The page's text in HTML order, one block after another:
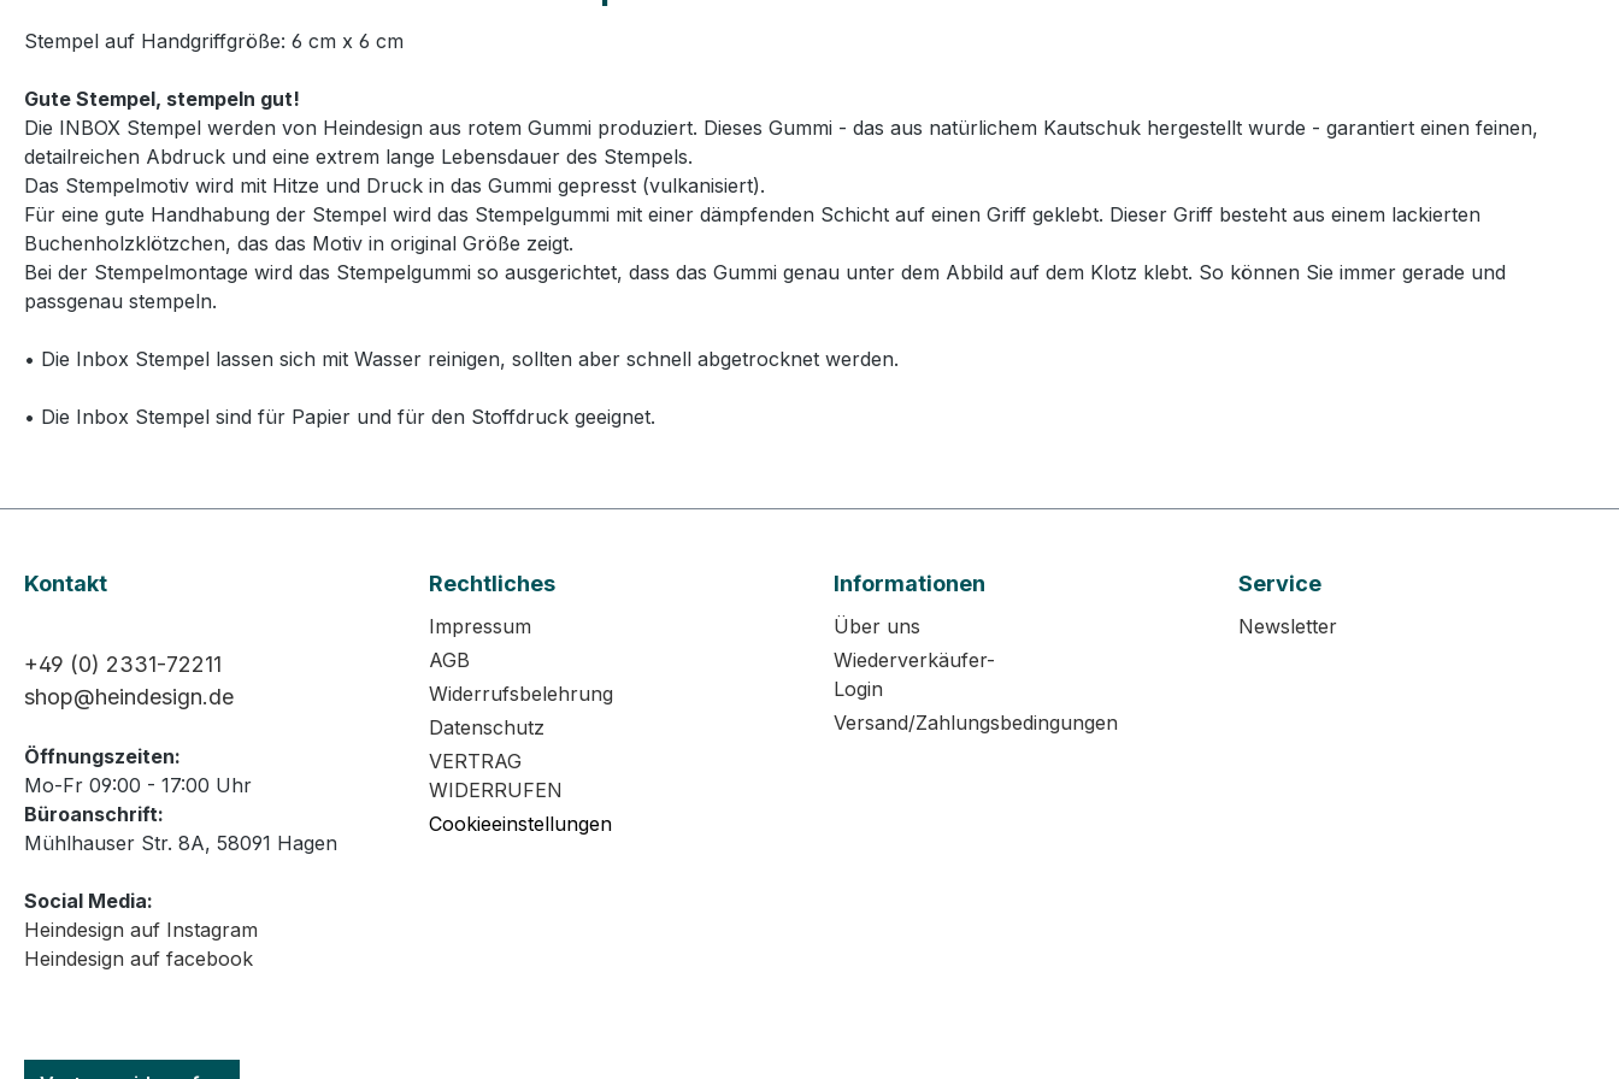
Stempel auf Handgriffgröße: 6 cm x 6 cm
Gute Stempel, stempeln gut!
Die INBOX Stempel werden von Heindesign aus rotem Gummi produziert. Dieses Gummi - das aus natürlichem Kautschuk hergestellt wurde - garantiert einen feinen,
detailreichen Abdruck und eine extrem lange Lebensdauer des Stempels.
Das Stempelmotiv wird mit Hitze und Druck in das Gummi gepresst (vulkanisiert).
Für eine gute Handhabung der Stempel wird das Stempelgummi mit einer dämpfenden Schicht auf einen Griff geklebt. Dieser Griff besteht aus einem lackierten
Buchenholzklötzchen, das das Motiv in original Größe zeigt.
Bei der Stempelmontage wird das Stempelgummi so ausgerichtet, dass das Gummi genau unter dem Abbild auf dem Klotz klebt. So können Sie immer gerade und
passgenau stempeln.
• Die Inbox Stempel lassen sich mit Wasser reinigen, sollten aber schnell abgetrocknet werden.
• Die Inbox Stempel sind für Papier und für den Stoffdruck geeignet.
Kontakt
+49 (0) 2331-72211
shop@heindesign.de
Öffnungszeiten:
Mo-Fr 09:00 - 17:00 Uhr
Büroanschrift:
Mühlhauser Str. 8A, 58091 Hagen
Social Media:
Heindesign auf Instagram
Heindesign auf facebook
Rechtliches
Impressum
AGB
Widerrufsbelehrung
Datenschutz
VERTRAG
WIDERRUFEN
Cookieeinstellungen
Informationen
Über uns
Wiederverkäufer-
Login
Versand/Zahlungsbedingungen
Service
Newsletter